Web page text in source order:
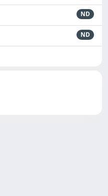
ND
ND